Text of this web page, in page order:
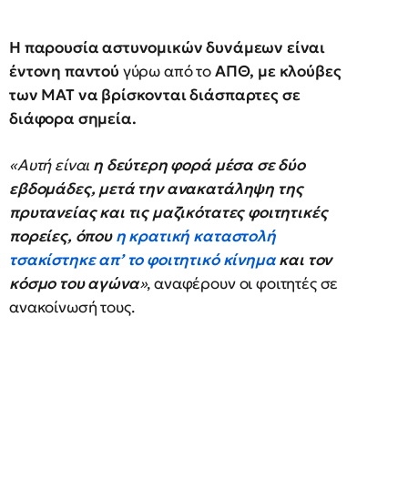
Η παρουσία αστυνομικών δυνάμεων είναι
έντονη παντού γύρω από τοΑΠΘ, με κλούβες
των ΜΑΤ να βρίσκονται διάσπαρτες σε
διάφορα σημεία.
«Αυτή είναι η δεύτερη φορά μέσα σε δύο
εβδομάδες, μετά την ανακατάληψη της
πρυτανείας και τις μαζικότατες φοιτητικές
πορείες, όπουη κρατική καταστολή
τσακίστηκε απ’ το φοιτητικό κίνημακαι τον
κόσμο του αγώνα», αναφέρουν οι φοιτητές σε
ανακοίνωσή τους.